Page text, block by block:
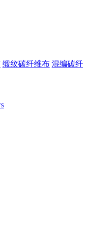
缎纹碳纤维布 混编碳纤